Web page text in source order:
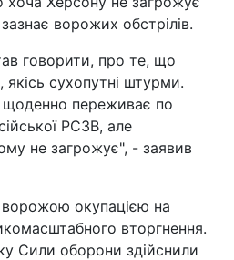
ворожих обстрілів.
говорити, про те, що
сухопутні штурми.
переживає по
РСЗВ, але
не загрожує", - заявив
ворожою окупацією на
вторгнення.
Сили оборони здійснили